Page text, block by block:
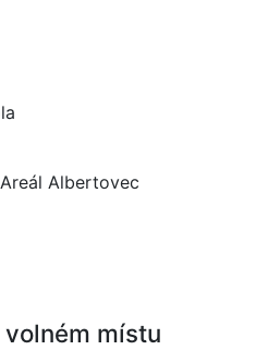
Albertovec
místu